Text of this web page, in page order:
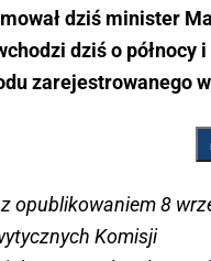
dziś minister
dziś o północy
zarejestrowanego
opublikowaniem 8
Komisji